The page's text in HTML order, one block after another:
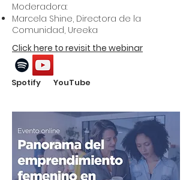
Moderadora:
Marcela Shine, Directora de la
Comunidad, Ureeka
Click here to revisit the webinar
Spotify YouTube